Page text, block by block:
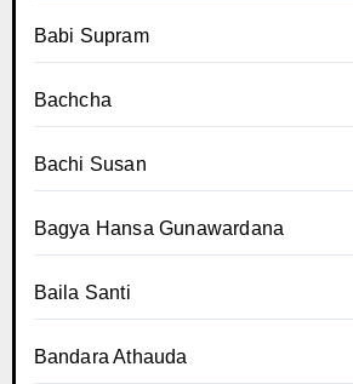
Babi Supram
Bachcha
Bachi Susan
Bagya Hansa Gunawardana
Baila Santi
Bandara Athauda